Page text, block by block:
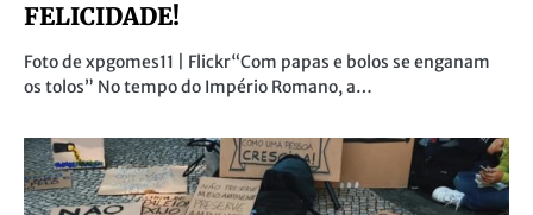
FELICIDADE!
Foto de xpgomes11 | Flickr“Com papas e bolos se enganam
os tolos” No tempo do Império Romano, a…